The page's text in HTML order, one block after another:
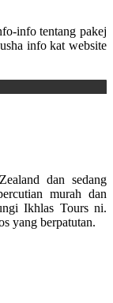
info tentang pakej
info kat website
dan sedang
murah dan
Ikhlas Tours ni.
yang berpatutan.